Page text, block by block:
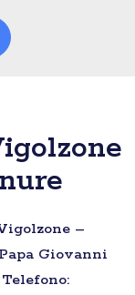
–
Giovanni